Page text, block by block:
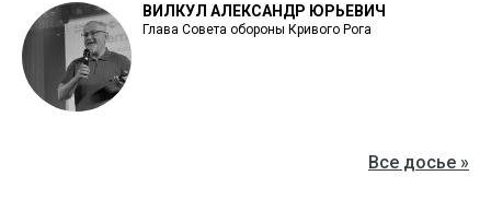
ВИЛКУЛ АЛЕКСАНДР ЮРЬЕВИЧ
Глава Совета обороны Кривого Рога
Все досье »